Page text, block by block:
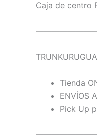
Caja de centro
Tienda
ENVÍOS
Pick Up